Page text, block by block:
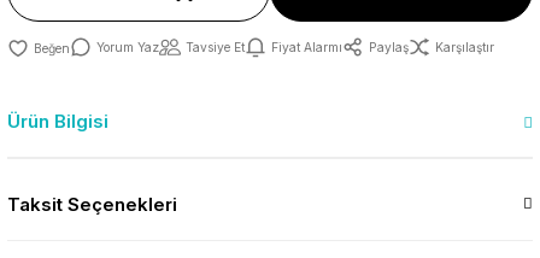
Yorum Yaz Tavsiye Et Fiyat Alarmı Paylaş Karşılaştır
Ürün Bilgisi
Taksit Seçenekleri